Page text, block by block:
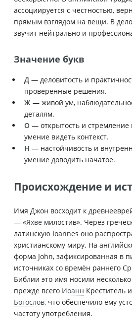
ассоциируется с честностью,
прямым взглядом на вещи. В
звучит нейтрально и
Значение букв
Д — деловитость и
проверенные решения.
Ж — живой ум,
деталям.
О — открытость и стремление
умение видеть контекст.
Н — настойчивость и
умение доводить начатое.
Происхождение и
Имя Джон восходит к
— «Яхве милостив». Через
латинскую Ioannes оно
христианскому миру. На
форма John, зафиксированная в
источниках со времён раннего
Библии это имя носили
прежде всего Иоанн Креститель
Богослов, что обеспечило ему
частоту употребления.